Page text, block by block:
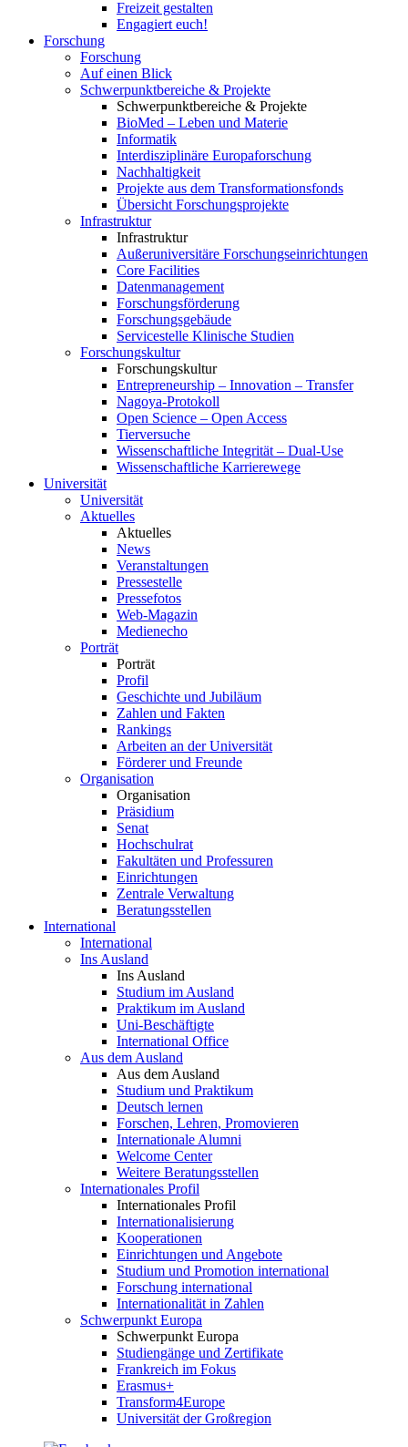
Freizeit gestalten
Engagiert euch!
Forschung
Forschung
Auf einen Blick
Schwerpunktbereiche & Projekte
Schwerpunktbereiche & Projekte
BioMed – Leben und Materie
Informatik
Interdisziplinäre Europaforschung
Nachhaltigkeit
Projekte aus dem Transformationsfonds
Übersicht Forschungsprojekte
Infrastruktur
Infrastruktur
Außeruniversitäre Forschungseinrichtungen
Core Facilities
Datenmanagement
Forschungsförderung
Forschungsgebäude
Servicestelle Klinische Studien
Forschungskultur
Forschungskultur
Entrepreneurship – Innovation – Transfer
Nagoya-Protokoll
Open Science – Open Access
Tierversuche
Wissenschaftliche Integrität – Dual-Use
Wissenschaftliche Karrierewege
Universität
Universität
Aktuelles
Aktuelles
News
Veranstaltungen
Pressestelle
Pressefotos
Web-Magazin
Medienecho
Porträt
Porträt
Profil
Geschichte und Jubiläum
Zahlen und Fakten
Rankings
Arbeiten an der Universität
Förderer und Freunde
Organisation
Organisation
Präsidium
Senat
Hochschulrat
Fakultäten und Professuren
Einrichtungen
Zentrale Verwaltung
Beratungsstellen
International
International
Ins Ausland
Ins Ausland
Studium im Ausland
Praktikum im Ausland
Uni-Beschäftigte
International Office
Aus dem Ausland
Aus dem Ausland
Studium und Praktikum
Deutsch lernen
Forschen, Lehren, Promovieren
Internationale Alumni
Welcome Center
Weitere Beratungsstellen
Internationales Profil
Internationales Profil
Internationalisierung
Kooperationen
Einrichtungen und Angebote
Studium und Promotion international
Forschung international
Internationalität in Zahlen
Schwerpunkt Europa
Schwerpunkt Europa
Studiengänge und Zertifikate
Frankreich im Fokus
Erasmus+
Transform4Europe
Universität der Großregion